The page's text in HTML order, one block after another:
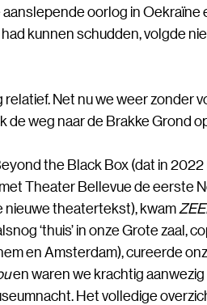
oorlog in Oekraïne
kunnen schudden, volgde
Net nu we weer zonder
weg naar de Brakke Grond
the Black Box (dat in
Theater Bellevue de eerste
nieuwe theatertekst), kwam
‘thuis’ in onze Grote zaal,
en Amsterdam), cureerde
en waren we krachtig
Het volledige